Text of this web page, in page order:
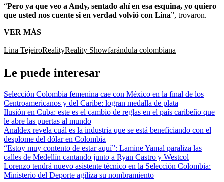
“Pero ya que veo a Andy, sentado ahí en esa esquina, yo quiero
que usted nos cuente si en verdad volvió con Lina”, trovaron.
VER MÁS
Lina TejeiroRealityReality Showfarándula colombiana
Le puede interesar
Selección Colombia femenina cae con México en la final de los
Centroamericanos y del Caribe: logran medalla de plata
Ilusión en Cuba: este es el cambio de reglas en el país caribeño que
le abre las puertas al mundo
Analdex revela cuál es la industria que se está beneficiando con el
desplome del dólar en Colombia
“Estoy muy contento de estar aquí”: Lamine Yamal paraliza las
calles de Medellín cantando junto a Ryan Castro y Westcol
Lorenzo tendrá nuevo asistente técnico en la Selección Colombia:
Ministerio del Deporte agiliza su nombramiento